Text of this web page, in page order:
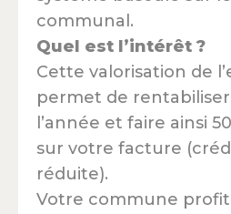
communal.
Quel est l’intérêt ?
Cette valorisation de
permet de
l’année et faire ainsi
sur votre facture
réduite).
Votre commune